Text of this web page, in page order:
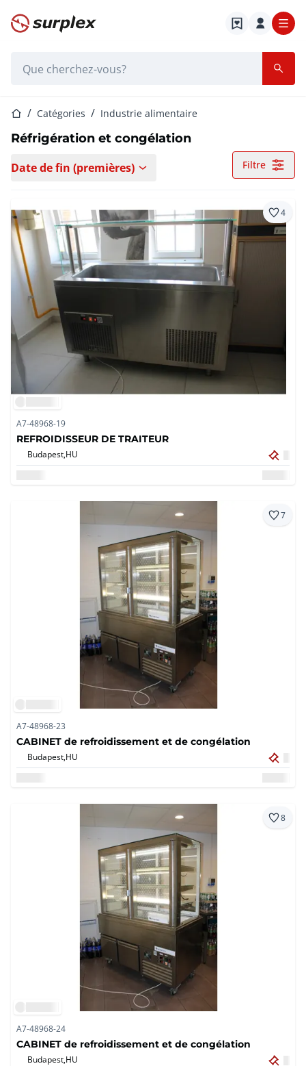
Page d'accueil
Page d'accueil
Catégories Industrie alimentaire
Réfrigération et congélation
Date de fin (premières) Filtre
4
A7-48968-19
REFROIDISSEUR DE TRAITEUR
Budapest,HU
7
A7-48968-23
CABINET de refroidissement et de congélation
Budapest,HU
8
A7-48968-24
CABINET de refroidissement et de congélation
Budapest,HU